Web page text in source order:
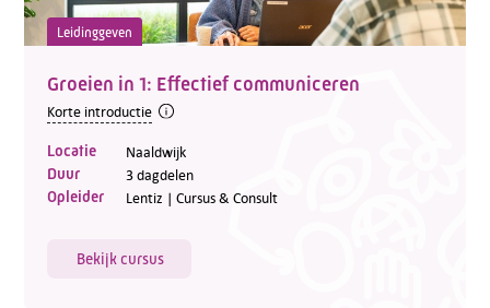
Leidinggeven
Groeien in 1: Effectief communiceren
Korte introductie
Locatie Naaldwijk
Duur 3 dagdelen
Opleider Lentiz | Cursus & Consult
Bekijk cursus